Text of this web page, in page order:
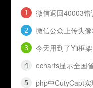
微信返回40003错误
微信公众上传头
今天用到了Yii框架
echarts显示全国
php中CutyCapt实